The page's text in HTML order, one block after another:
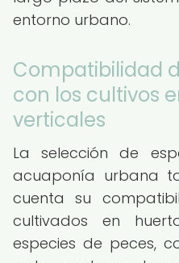
entorno urbano.
Compatibilidad
con los cultivos
verticales
La selección de
acuaponía urbana
cuenta su
cultivados en
especies de peces,